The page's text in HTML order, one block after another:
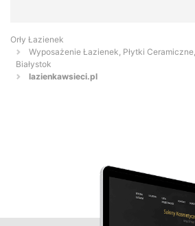
Orły Łazienek
Wyposażenie Łazienek, Płytki
Białystok
lazienkawsieci.pl